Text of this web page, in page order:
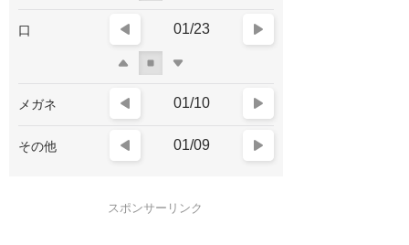
口 01/23
メガネ 01/10
その他 01/09
スポンサーリンク